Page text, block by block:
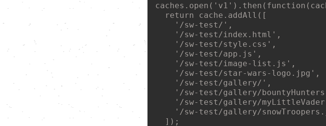
caches . open ( ' v1 ' ). then ( function (
return
cache . addAll ([
' /sw-test/ ' ,
' /sw-test/index.html ' ,
' /sw-test/style.css ' ,
' /sw-test/app.js ' ,
' /sw-test/image-list.js ' ,
' /sw-test/star-wars-logo.jpg ' ,
' /sw-test/gallery/ ' ,
' /sw-test/gallery/
' /sw-test/gallery/
' /sw-test/gallery/
  ]);